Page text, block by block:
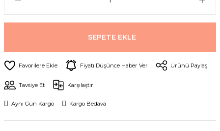
SEPETE EKLE
Fiyatı Düşünce Haber Ver Ürünü Paylaş
Tavsiye Et Karşılaştır
Aynı Gün Kargo Kargo Bedava